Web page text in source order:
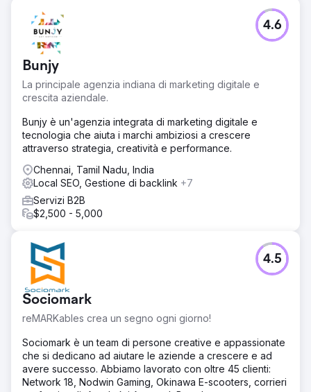
Sfida
Un'azienda canadese di ristrutturazione che offre
ristrutturazioni personalizzate per case, mobili da cucina e
ristrutturazioni di bagni e cucine è entrata nel competitivo
mercato della Greater Toronto Area (GTA). Con
esperienza nel ribaltamento di case e soluzioni di
ristrutturazione personalizzate, l'azienda ha dovuto
affermati in un settore saturo. Per avere successo è stato
necessario distinguersi evidenziando le proprie offerte
esclusive e collegandosi con i clienti che cercavano
Soluzione
1. Creazione del sito Web: creazione di un nuovo sito con
contenuti ottimizzati incentrati sulla SEO. 2. Strategia per
parole chiave a coda lunga: obiettivi facili da raggiungere
con i concorrenti: creazione di contenuti che evidenziano
i vantaggi rispetto ai concorrenti locali per gli utenti top-
of-funnel. 4. Backlink di alta qualità: focalizzati su parole
chiave ad alto fatturato con backlink autorevoli. 5.
Ottimizzazione SEO on-page: miglioramento della SEO
tecnica, dei meta tag e dei collegamenti interni per
Risultato
1. Classifiche rapide delle parole chiave: classificato su
oltre 150 parole chiave al mese 2. 2. Prestazioni in GBP:
ricevute oltre 10 chiamate tramite Google Business Profile
Bunjy
La principale agenzia indiana di marketing digitale e
crescita aziendale.
4.6
Bunjy è un'agenzia integrata di marketing digitale e
tecnologia che aiuta i marchi ambiziosi a crescere
attraverso strategia, creatività e performance.
Chennai, Tamil Nadu, India
Local SEO, Gestione di backlink +7
Servizi B2B
$2,500 - 5,000
Sociomark
reMARKables crea un segno ogni giorno!
4.5
Sociomark è un team di persone creative e appassionate
che si dedicano ad aiutare le aziende a crescere e ad
avere successo. Abbiamo lavorato con oltre 45 clienti:
Network 18, Nodwin Gaming, Okinawa E-scooters, corrieri